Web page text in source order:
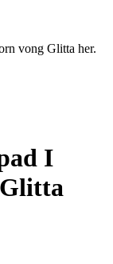
vong Glitta her.
I